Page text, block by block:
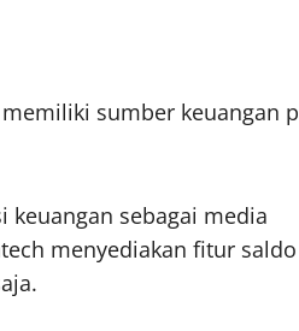
sumber keuangan
sebagai media
menyediakan fitur